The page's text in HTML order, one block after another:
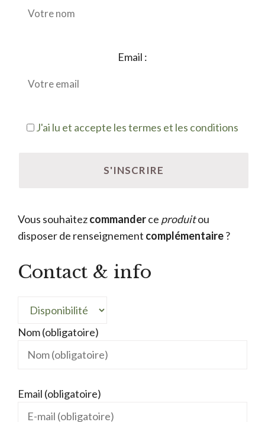
Email :
J'ai lu et accepte les termes et les conditions
Vous souhaitezcommanderce produitou
disposer de renseignement complémentaire?
Contact & info
Nom (obligatoire)
Email (obligatoire)